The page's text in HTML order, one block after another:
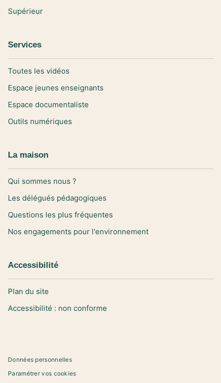
Supérieur
Services
Toutes les vidéos
Espace jeunes enseignants
Espace documentaliste
Outils numériques
La maison
Qui sommes nous ?
Les délégués pédagogiques
Questions les plus fréquentes
Nos engagements pour l'environnement
Accessibilité
Plan du site
Accessibilité : non conforme
Données personnelles
Paramétrer vos cookies